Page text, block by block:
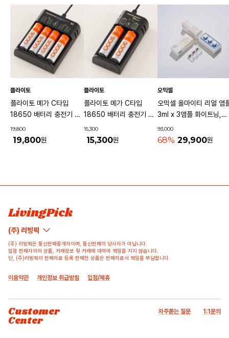
플라이토
플라이토 메가 C타입
18650 배터리 충전기 4
구
19,800
19,800원
플라이토
플라이토 메가 C타입
18650 배터리 충전기 2
구
15,300
15,300원
오믹셀
오믹셀 올마이티 리얼 앰
3ml x 3앰플 화이트닝,퍼
밍앤리프팅,안티링클
93,000
68% 29,900원
LivingPick
(주) 리빙픽
(주) 리빙픽은 통신판매중개자이며, 통신판매의 당사자가 아닙니다.
입점 판매자의의 상품, 거래정보 및 거래에 대하여 책임을 지지 않습니다.
단, (주)리빙픽이 판매자로 등록 판매한 상품은 판매자로서 책임을 부담합니다.
이용약관 개인정보 취급방침 입점/제휴
Customer
Center
자주묻는 질문 1:1문의